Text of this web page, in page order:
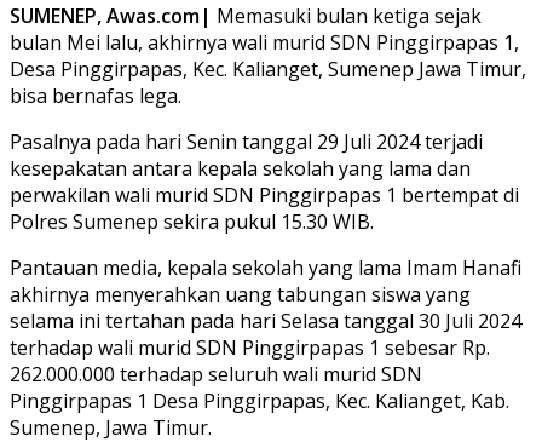
SUMENEP, Awas.com| Memasuki bulan ketiga sejak
bulan Mei lalu, akhirnya wali murid SDN Pinggirpapas 1,
Desa Pinggirpapas, Kec. Kalianget, Sumenep Jawa Timur,
bisa bernafas lega.
Pasalnya pada hari Senin tanggal 29 Juli 2024 terjadi
kesepakatan antara kepala sekolah yang lama dan
perwakilan wali murid SDN Pinggirpapas 1 bertempat di
Polres Sumenep sekira pukul 15.30 WIB.
Pantauan media, kepala sekolah yang lama Imam Hanafi
akhirnya menyerahkan uang tabungan siswa yang
selama ini tertahan pada hari Selasa tanggal 30 Juli 2024
terhadap wali murid SDN Pinggirpapas 1 sebesar Rp.
262.000.000 terhadap seluruh wali murid SDN
Pinggirpapas 1 Desa Pinggirpapas, Kec. Kalianget, Kab.
Sumenep, Jawa Timur.